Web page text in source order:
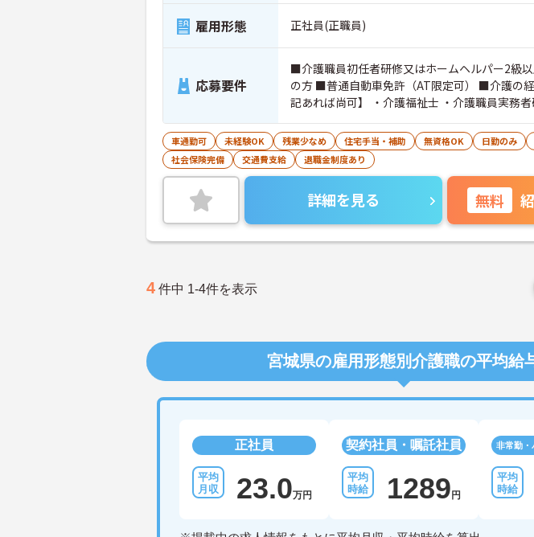
雇用形態 正社員(正職員)
応募要件
■介護職員初任者研修又はホームヘルパー2級
の方 ■普通自動車免許（AT限定可） ■介護の
記あれば尚可】 ・介護福祉士 ・介護職員実務者
級） ・介護職員初任者研修（旧ヘルパー2級）
車通勤可 未経験OK 残業少なめ 住宅手当・補助 無資格OK 日勤のみ
社会保険完備
交通費支給 退職金制度あり
詳細を見る 無料
4 件中 1-4件を表示
宮城県の雇用形態別介護職の平均給
正社員
23.0万円
契約社員・嘱託社員
1289 円
非常勤・